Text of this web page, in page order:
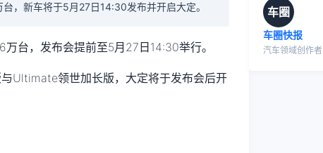
，新车将于5月27日14:30发布并开启大定。
台，发布会提前至5月27日14:30举行。
Ultimate领世加长版，大定将于发布会后开
车圈
车圈快报
汽车领域创作者